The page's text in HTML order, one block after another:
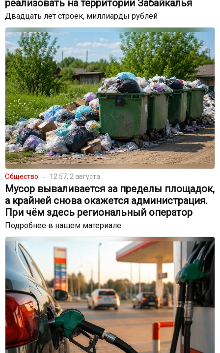
реализовать на территории Забайкалья
Двадцать лет строек, миллиарды рублей
Общество 12:57, 2 августа
Мусор вываливается за пределы площадок,
а крайней снова окажется администрация.
При чём здесь региональный оператор
Подробнее в нашем материале